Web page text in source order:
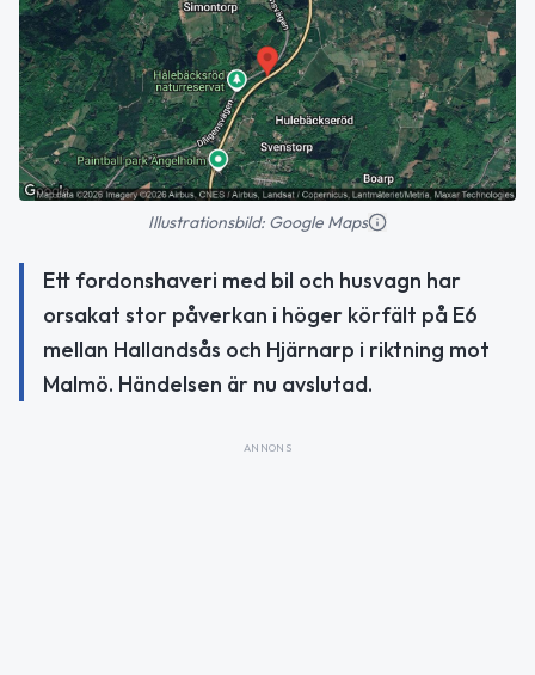
Illustrationsbild: Google Maps
Ett fordonshaveri med bil och husvagn har
orsakat stor påverkan i höger körfält på E6
mellan Hallandsås och Hjärnarp i riktning mot
Malmö. Händelsen är nu avslutad.
ANNONS